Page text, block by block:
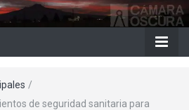
Oscura
/
de seguridad sanitaria para